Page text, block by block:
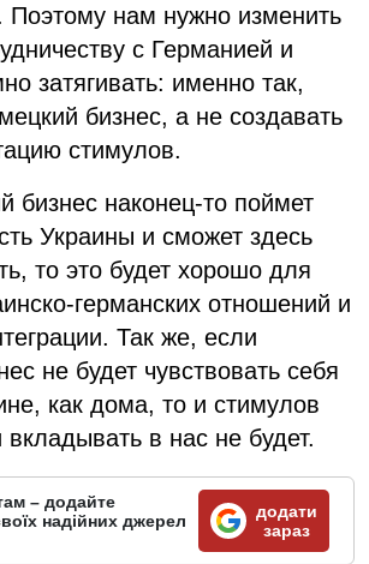
Поэтому нам нужно изменить
с Германией и
затягивать: именно так,
бизнес, а не создавать
стимулов.
бизнес наконец-то поймет
Украины и сможет здесь
то это будет хорошо для
германских отношений и
Так же, если
не будет чувствовать себя
как дома, то и стимулов
в нас не будет.
– додайте
надійних джерел
додати
зараз